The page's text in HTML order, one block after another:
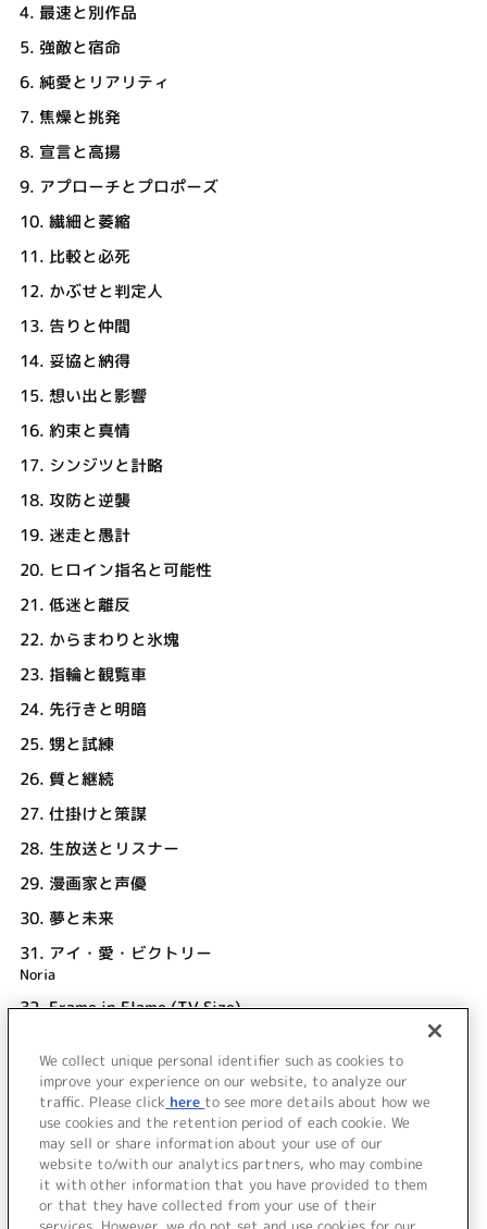
4. 最速と別作品
5. 強敵と宿命
6. 純愛とリアリティ
7. 焦燥と挑発
8. 宣言と高揚
9. アプローチとプロポーズ
10. 繊細と萎縮
11. 比較と必死
12. かぶせと判定人
13. 告りと仲間
14. 妥協と納得
15. 想い出と影響
16. 約束と真情
17. シンジツと計略
18. 攻防と逆襲
19. 迷走と愚計
20. ヒロイン指名と可能性
21. 低迷と離反
22. からまわりと氷塊
23. 指輪と観覧車
24. 先行きと明暗
25. 甥と試練
26. 質と継続
27. 仕掛けと策謀
28. 生放送とリスナー
29. 漫画家と声優
30. 夢と未来
31. アイ・愛・ビクトリー
Noria
32.Frame in Flame (TV Size)
33.OR
REI
＜ BACK
We collect unique personal identifier such as cookies to
improve your experience on our website, to analyze our
traffic. Please click here to see more details about how we
use cookies and the retention period of each cookie. We
may sell or share information about your use of our
website to/with our analytics partners, who may combine
it with other information that you have provided to them
or that they have collected from your use of their